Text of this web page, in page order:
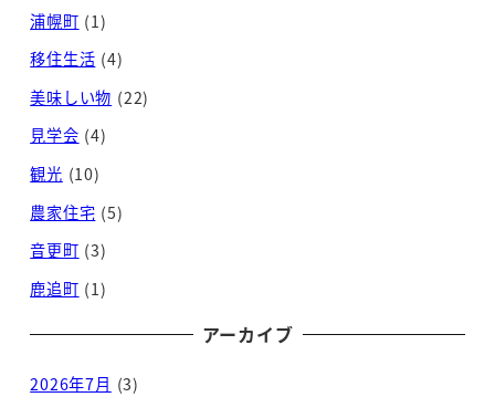
浦幌町 (1)
移住生活 (4)
美味しい物 (22)
見学会 (4)
観光 (10)
農家住宅 (5)
音更町 (3)
鹿追町 (1)
アーカイブ
2026年7月 (3)